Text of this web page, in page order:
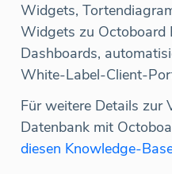
Widgets,
Widgets zu Octoboard
Dashboards,
White-Label-Client-
Für weitere Details zur
Datenbank mit
diesen Knowledge-